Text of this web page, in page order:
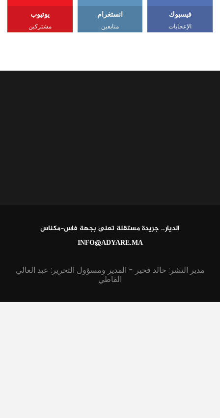
فيسبوك
الإعجابات
انستغرام
متابعين
يوتيوب
مشتركين
الديار.. جريدة مستقلة تعنى بجهة فاس-مكناس
INFO@ADYARE.MA
مدير النشر: خالد فخير - المدير ومسؤول التحرير: عبد العالي
القاطي